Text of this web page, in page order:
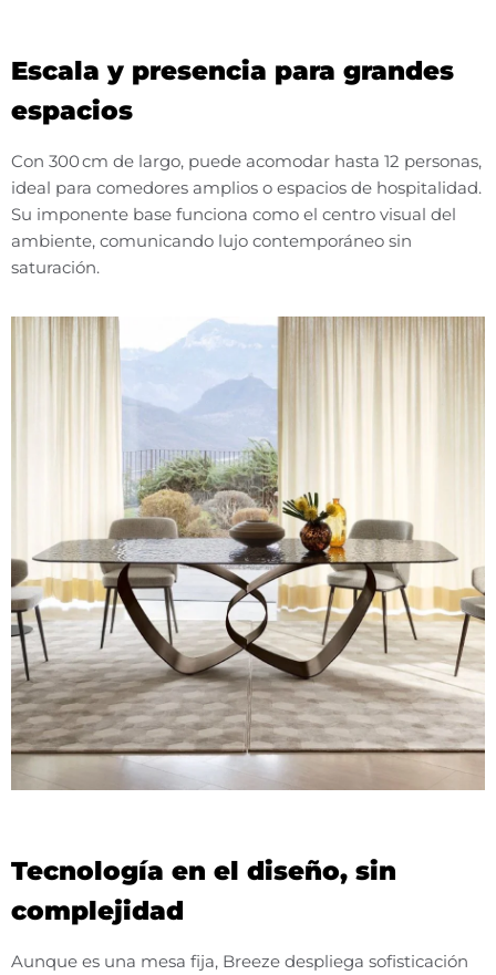
Escala y presencia para grandes
espacios
Con 300 cm de largo, puede acomodar hasta 12 personas,
ideal para comedores amplios o espacios de hospitalidad.
Su imponente base funciona como el centro visual del
ambiente, comunicando lujo contemporáneo sin
saturación.
Tecnología en el diseño, sin
complejidad
Aunque es una mesa fija, Breeze despliega sofisticación